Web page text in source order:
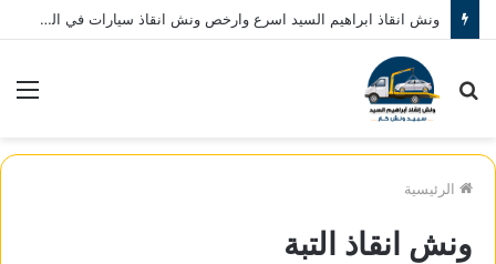
ونش انقاذ ابراهيم السيد اسرع وارخص ونش انقاذ سيارات في المنصورة نصلك في خلال 10 دقائق بحد اقصي اتصل بنا الان 01080793999
بحث
الرئيسية
ونش انقاذ التبة